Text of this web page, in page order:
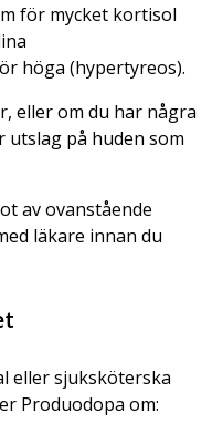
för mycket kortisol
höga (hypertyreos).
eller om du har några
utslag på huden som
av ovanstående
läkare innan du
eller sjuksköterska
Produodopa om: